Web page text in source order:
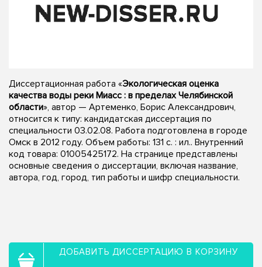
Диссертационная работа «Экологическая оценка
качества воды реки Миасс : в пределах Челябинской
области», автор — Артеменко, Борис Александрович,
относится к типу: кандидатская диссертация по
специальности 03.02.08. Работа подготовлена в городе
Омск в 2012 году. Объем работы: 131 с. : ил.. Внутренний
код товара: 01005425172. На странице представлены
основные сведения о диссертации, включая название,
автора, год, город, тип работы и шифр специальности.
ДОБАВИТЬ ДИССЕРТАЦИЮ В КОРЗИНУ